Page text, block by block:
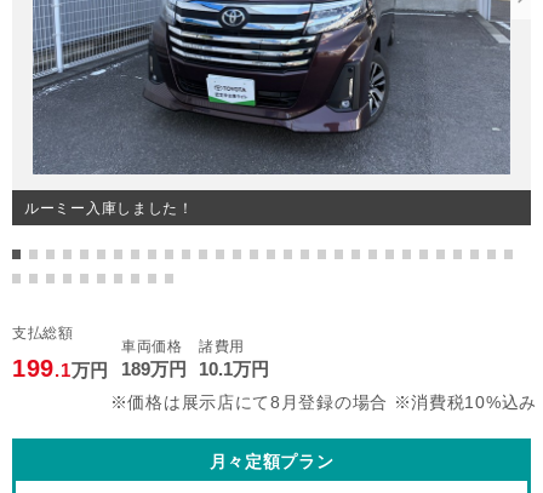
ルーミー入庫しました！
支払総額
199.1万円
車両価格
189万円
諸費用
10.1万円
※価格は展示店にて8月登録の場合 ※消費税10%込み
月々定額プラン